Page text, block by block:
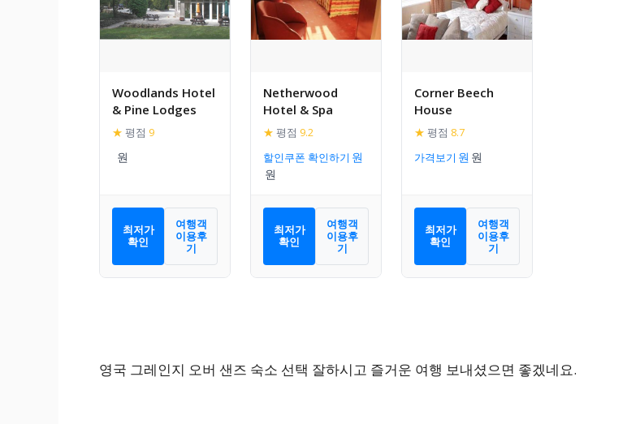
Woodlands Hotel
& Pine Lodges
★ 평점 9
최저가
확인
여행객
이용후
기
Netherwood
Hotel & Spa
★ 평점 9.2
할인쿠폰 확인하기
최저가
확인
여행객
이용후
기
Corner Beech
House
★ 평점 8.7
가격보기
최저가
확인
여행객
이용후
기
영국 그레인지 오버 샌즈 숙소 선택 잘하시고 즐거운 여행 보내셨으면 좋겠네요.